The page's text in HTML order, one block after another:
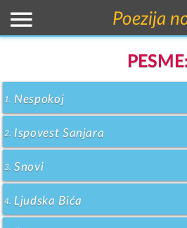
Poezija
PESME:
1. Nespokoj
2. Ispovest Sanjara
3. Snovi
4. Ljudska Bića